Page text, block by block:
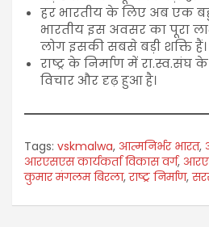
हर भारतीय के लिए अब एक
भारतीय इस अवसर का पूरा
लोग इसकी सबसे बड़ी शक्ति हैं।
राष्ट्र के निर्माण में
विचार और दृढ़ हुआ है।
Tags: vskmalwa, आत्मनिर्भर भारत,
आरएसएस कार्यकर्ता विकास वर्ग,
कुमार मंगलम बिरला,राष्ट्र निर्माण,